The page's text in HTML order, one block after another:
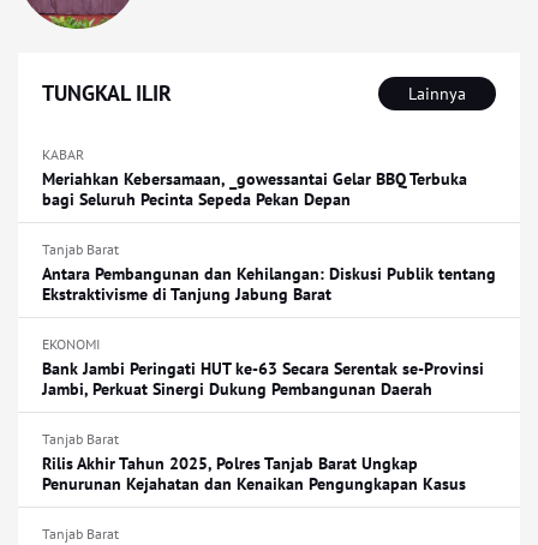
TUNGKAL ILIR Lainnya
KABAR
Meriahkan Kebersamaan, _gowessantai Gelar BBQ Terbuka
bagi Seluruh Pecinta Sepeda Pekan Depan
Tanjab Barat
Antara Pembangunan dan Kehilangan: Diskusi Publik tentang
Ekstraktivisme di Tanjung Jabung Barat
EKONOMI
Bank Jambi Peringati HUT ke-63 Secara Serentak se-Provinsi
Jambi, Perkuat Sinergi Dukung Pembangunan Daerah
Tanjab Barat
Rilis Akhir Tahun 2025, Polres Tanjab Barat Ungkap
Penurunan Kejahatan dan Kenaikan Pengungkapan Kasus
Tanjab Barat